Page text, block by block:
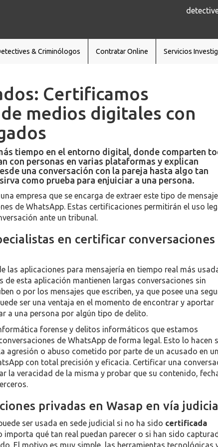
& Criminólogos Contratar Online Servicios
Certificamos
medios digitales con
tiempo en el entorno digital, donde comparten
con personas en varias plataformas y explican
una conversación con la pareja hasta algo tan
como prueba para enjuiciar a una persona.
empresa que se encarga de extraer este tipo de
de WhatsApp. Estas certificaciones permitirán el uso
ante un tribunal.
en certificar conversaciones
las aplicaciones para mensajería en tiempo real más
esta aplicación mantienen largas conversaciones sin
o por los mensajes que escriben, ya que posee una
ser una ventaja en el momento de encontrar y aportar
a una persona por algún tipo de delito.
forense y delitos informáticos que estamos
de WhatsApp de forma legal. Esto lo hacen
agresión o abuso cometido por parte de un acusado en
con total precisión y eficacia. Certificar una
la veracidad de la misma y probar que su contenido,
privadas en Wasap en vía
ser usada en sede judicial si no ha sido certificada
importa qué tan real puedan parecer o si han sido
El motivo es muy simple, las herramientas tecnológicas